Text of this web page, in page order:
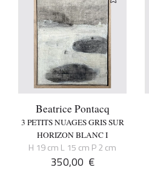
Beatrice Pontacq
3 PETITS NUAGES GRIS SUR
HORIZON BLANC I
H 19 cm L 15 cm P 2 cm
350,00 €